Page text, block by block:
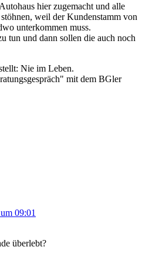
hier zugemacht und alle
weil der Kundenstamm von
unterkommen muss.
tun und dann sollen die auch noch
Nie im Leben.
mit dem BGler
09:01
überlebt?